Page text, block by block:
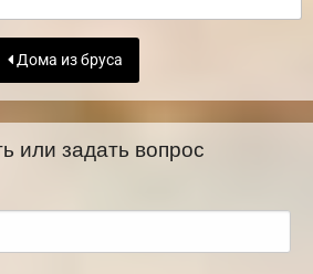
Дома из бруса
или задать вопрос